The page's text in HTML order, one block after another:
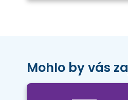
Mohlo by vás